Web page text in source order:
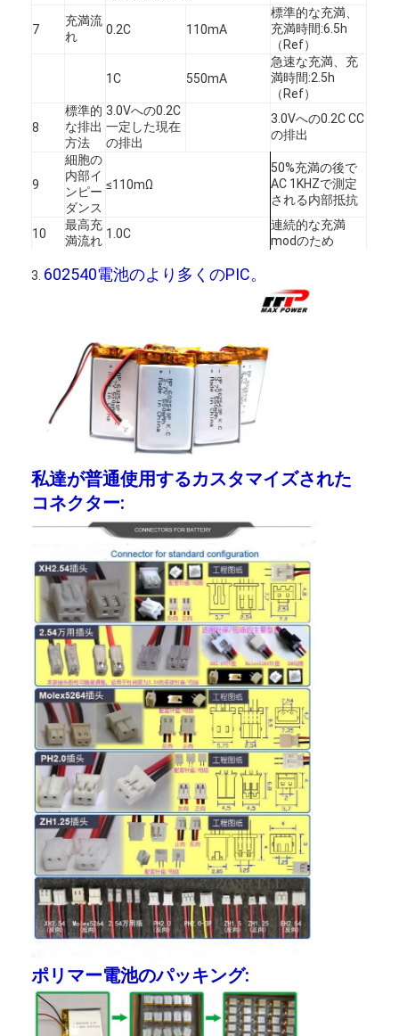
プロダクト
私達について
ニュース
今すぐチャット
リチウム lifepo4 電池
リチウム イオン充電電池
リチウムポリマー電池
エネルギー蓄積電池
Nimh 充電式電池
ニッカド電池
液晶のバッテリー充電器
nimh バッテリ パック
NiCdバッテリパックの
リチウム イオン電池パック
充電式懐中電灯バッテリー
緊急時の照明電池
7
充満流
れ
0.2C 110mA
標準的な充満、
充満時間:6.5h
（Ref）
1C 550mA
急速な充満、充
満時間:2.5h
（Ref）
8
標準的
な排出
方法
3.0Vへの0.2C
一定した現在
の排出
3.0Vへの0.2C CC
の排出
9
細胞の
内部イ
ンピー
ダンス
≤110mΩ
50%充満の後で
AC 1KHZで測定
される内部抵抗
10
最高充
満流れ 1.0C
連続的な充満
modのため
11
流量の 2C
温度お
よび相
対湿度
の範囲
非常に低温での
排出
-20~60℃
60±25%R.H。
13
長い間
保管温
度
-20~25℃
時半分年の貯蔵
は一度満たさな
月間貯蔵保護し
たさなければな
りません。
60±25%R.H.
3. 602540電池のより多くのPIC。
私達が普通使用するカスタマイズされた
コネクター:
ポリマー電池のパッキング: